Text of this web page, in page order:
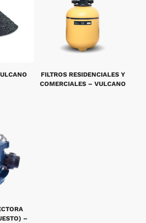
FILTROS RESIDENCIALES Y
COMERCIALES – VULCANO
–